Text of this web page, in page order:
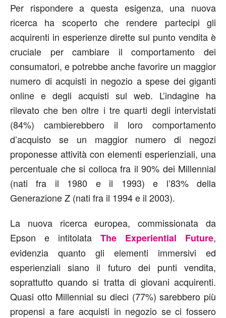
Per rispondere a questa esigenza, una nuova
ricerca ha scoperto che rendere partecipi gli
acquirenti in esperienze dirette sul punto vendita è
cruciale per cambiare il comportamento dei
consumatori, e potrebbe anche favorire un maggior
numero di acquisti in negozio a spese dei giganti
online e degli acquisti sul web. L’indagine ha
rilevato che ben oltre i tre quarti degli intervistati
(84%) cambierebbero il loro comportamento
d’acquisto se un maggior numero di negozi
proponesse attività con elementi esperienziali, una
percentuale che si colloca fra il 90% dei Millennial
(nati fra il 1980 e il 1993) e l’83% della
Generazione Z (nati fra il 1994 e il 2003).
La nuova ricerca europea, commissionata da
Epson e intitolata The Experiential Future,
evidenzia quanto gli elementi immersivi ed
esperienziali siano il futuro dei punti vendita,
soprattutto quando si tratta di giovani acquirenti.
Quasi otto Millennial su dieci (77%) sarebbero più
propensi a fare acquisti in negozio se ci fossero